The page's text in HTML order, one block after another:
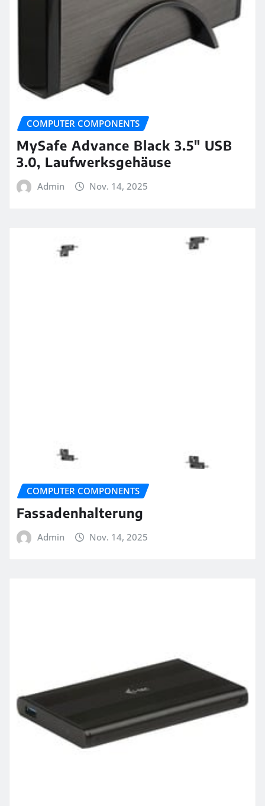
COMPUTER COMPONENTS
MySafe Advance Black 3.5″ USB
3.0, Laufwerksgehäuse
Admin Nov. 14, 2025
COMPUTER COMPONENTS
Fassadenhalterung
Admin Nov. 14, 2025